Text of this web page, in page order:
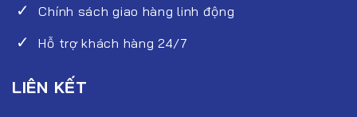
Chính sách giao hàng linh động
Hỗ trợ khách hàng 24/7
LIÊN KẾT